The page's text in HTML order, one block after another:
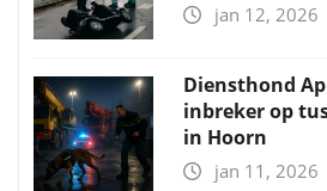
jan 12, 2026
Diensthond
inbreker op
in Hoorn
jan 11, 2026